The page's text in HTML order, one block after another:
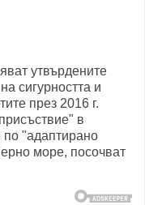
утвърдените
сигурността и
през 2016 г.
в
"адаптирано
море, посочват